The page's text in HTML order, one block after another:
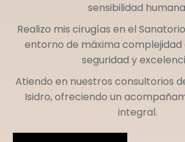
sensibilidad
Realizo mis cirugías en el
entorno de máxima complejidad
seguridad y
Atiendo en nuestros consultorios
Isidro, ofreciendo un
integral.